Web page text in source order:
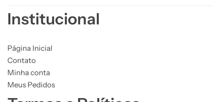
Institucional
Página Inicial
Contato
Minha conta
Meus Pedidos